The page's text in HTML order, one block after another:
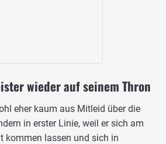
wieder auf seinem Thron
eher kaum aus Mitleid über die
in erster Linie, weil er sich am
kommen lassen und sich in